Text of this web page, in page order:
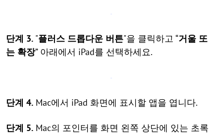
단계 3. "플러스 드롭다운 버튼"을 클릭하고 “거울 또
는 확장” 아래에서 iPad를 선택하세요.
단계 4. Mac에서 iPad 화면에 표시할 앱을 엽니다.
단계 5. Mac의 포인터를 화면 왼쪽 상단에 있는 초록